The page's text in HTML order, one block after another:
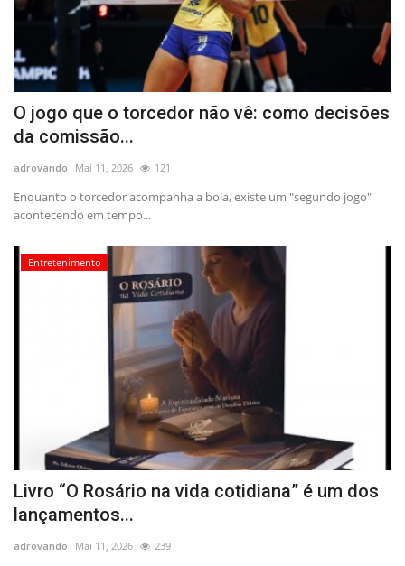
O jogo que o torcedor não vê: como decisões
da comissão...
adrovando Mai 11, 2026 121
Enquanto o torcedor acompanha a bola, existe um "segundo jogo"
acontecendo em tempo...
Entretenimento
Livro “O Rosário na vida cotidiana” é um dos
lançamentos...
adrovando Mai 11, 2026 239